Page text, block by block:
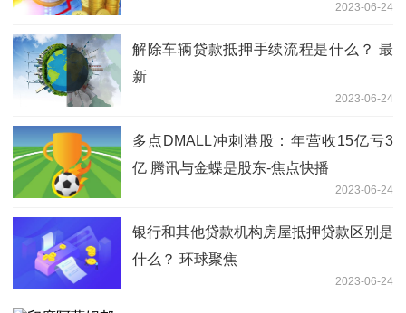
2023-06-24
解除车辆贷款抵押手续流程是什么？ 最
新
2023-06-24
多点DMALL冲刺港股：年营收15亿亏3
亿 腾讯与金蝶是股东-焦点快播
2023-06-24
银行和其他贷款机构房屋抵押贷款区别是
什么？ 环球聚焦
2023-06-24